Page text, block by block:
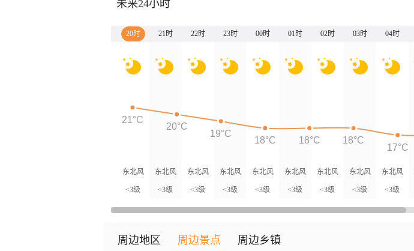
未来24小时
20时 21时 22时 23时 00时 01时 02时 03时 04时
东北风
<3级
东北风
<3级
东北风
<3级
东北风
<3级
东北风
<3级
东北风
<3级
东北风
<3级
东北风
<3级
东北风
<3级
21°C
20°C
19°C
18°C 18°C 18°C
17°C
周边地区 周边景点 周边乡镇